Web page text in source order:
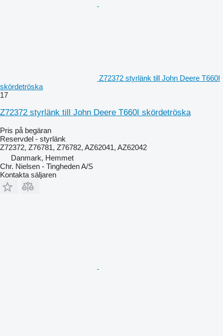
Z72372 styrlänk till John Deere T660I
skördetröska
17
Z72372 styrlänk till John Deere T660I skördetröska
Pris på begäran
Reservdel - styrlänk
Z72372, Z76781, Z76782, AZ62041, AZ62042
Danmark, Hemmet
Chr. Nielsen - Tingheden A/S
Kontakta säljaren